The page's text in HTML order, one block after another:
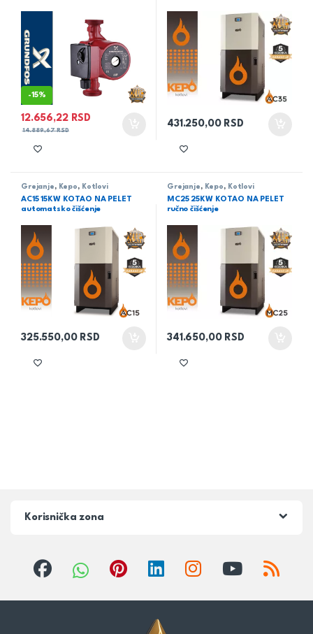
-15%
12.656,22 RSD
14.889,67RSD
431.250,00 RSD
Grejanje , Kepo , Kotlovi
AC15 15KW KOTAO NA PELET
automatsko čišćenje
325.550,00 RSD
Grejanje , Kepo , Kotlovi
MC25 25KW KOTAO NA PELET
ručno čišćenje
341.650,00 RSD
Korisnička zona